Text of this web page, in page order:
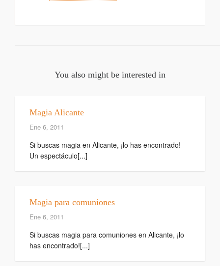
You also might be interested in
Magia Alicante
Ene 6, 2011
Si buscas magia en Alicante, ¡lo has encontrado!
Un espectáculo[...]
Magia para comuniones
Ene 6, 2011
Si buscas magia para comuniones en Alicante, ¡lo
has encontrado![...]